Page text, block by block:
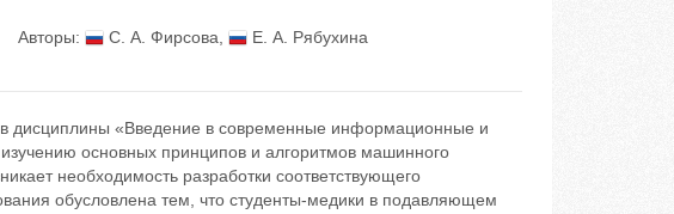
Авторы: С. А. Фирсова
Е. А. Рябухина
дисциплины «Введение в современные информационные и
основных принципов и алгоритмов машинного
необходимость разработки соответствующего
обусловлена тем, что студенты-медики в подавляющем